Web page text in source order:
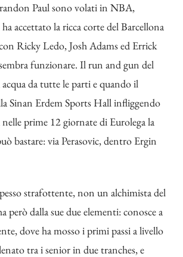
Paul sono volati in NBA,
accettato la ricca corte del Barcellona
Ricky Ledo, Josh Adams ed Errick
funzionare. Il run and gun del
da tutte le parti e quando il
Sinan Erdem Sports Hall infliggendo
prime 12 giornate di Eurolega la
bastare: via Perasovic, dentro Ergin
strafottente, non un alchimista del
però dalla sue due elementi: conosce a
dove ha mosso i primi passi a livello
tra i senior in due tranches, e